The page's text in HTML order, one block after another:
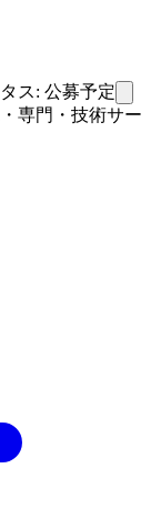
ス: 公募予定
専門・技術サー